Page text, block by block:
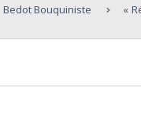
Bedot Bouquiniste